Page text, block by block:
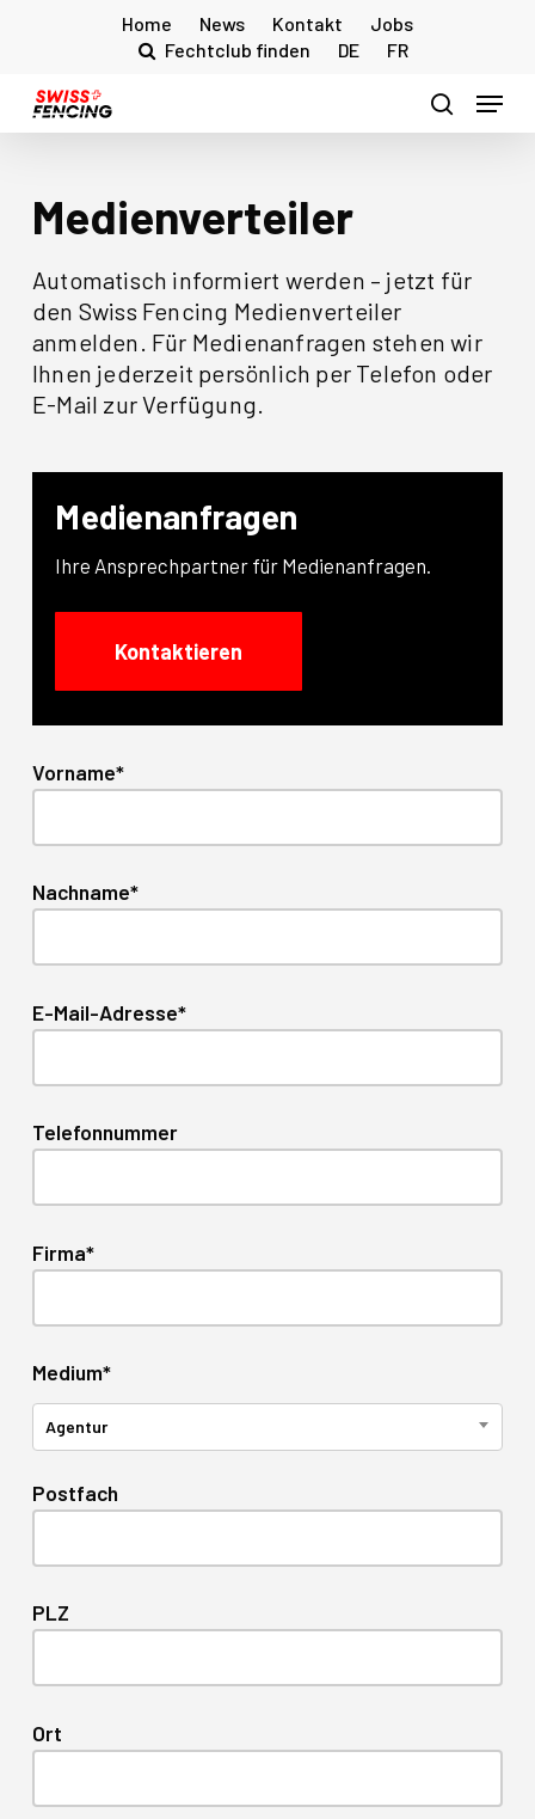
content
Home News Kontakt
Jobs
Fechtclub finden
DE FR
search
Menu
Medienverteiler
Automatisch informiert werden – jetzt für
den Swiss Fencing Medienverteiler
anmelden. Für Medienanfragen stehen wir
Ihnen jederzeit persönlich per Telefon oder
E-Mail zur Verfügung.
Medienanfragen
Ihre Ansprechpartner für Medienanfragen.
Kontaktieren
Vorname*
Nachname*
E-Mail-Adresse*
Telefonnummer
Firma*
Medium*
Agentur
Postfach
PLZ
Ort